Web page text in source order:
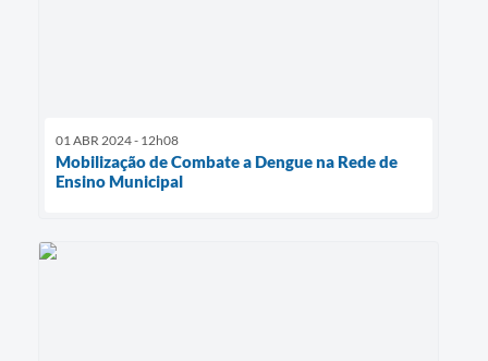
01 ABR 2024 - 12h08
Mobilização de Combate a Dengue na Rede de
Ensino Municipal